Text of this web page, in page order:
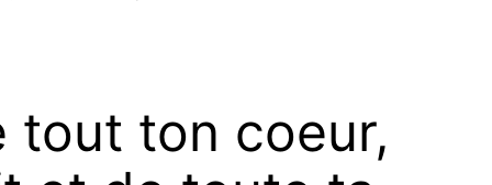
tout ton coeur,